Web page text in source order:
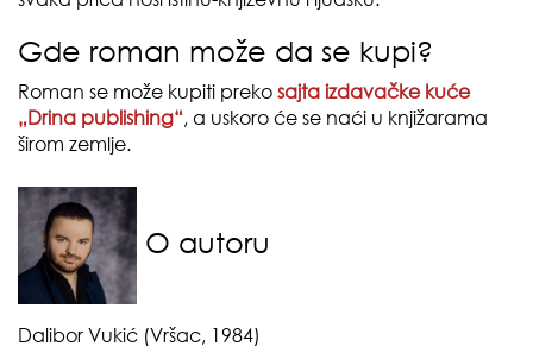
Gde roman može da se kupi?
Roman se može kupiti preko sajta izdavačke kuće
„Drina publishing“, a uskoro će se naći u knjižarama
širom zemlje.
O autoru
Dalibor Vukić (Vršac, 1984)